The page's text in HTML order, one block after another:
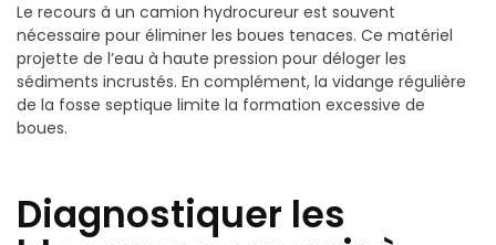
Le recours à un camion hydrocureur est souvent
nécessaire pour éliminer les boues tenaces. Ce matériel
projette de l’eau à haute pression pour déloger les
sédiments incrustés. En complément, la vidange régulière
de la fosse septique limite la formation excessive de
boues.
Diagnostiquer les